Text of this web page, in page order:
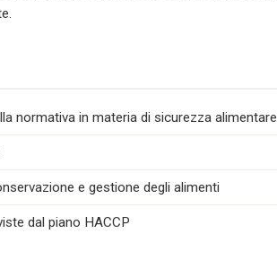
normativa in materia di sicurezza alimentare
e gestione degli alimenti
dal piano HACCP